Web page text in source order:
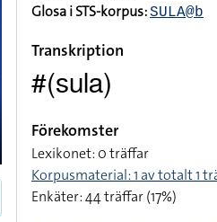
Glosa i STS-korpus:SULA@b
Transkription
#(sula)
Förekomster
Lexikonet: 0 träffar
Korpusmaterial: 1 av totalt 1
Enkäter: 44 träffar (17%)